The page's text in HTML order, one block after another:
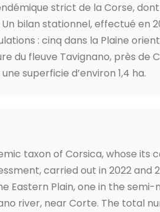
strict de la Corse,
bilan stationnel, effectué en
: cinq dans la Plaine
du fleuve Tavignano, près de
superficie d’environ 1,4 ha.
taxon of Corsica, whose its
carried out in 2022 and
Eastern Plain, one in the
river, near Corte. The total